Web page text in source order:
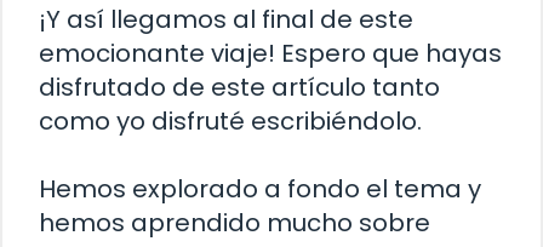
¡Y así llegamos al final de este
emocionante viaje! Espero que hayas
disfrutado de este artículo tanto
como yo disfruté escribiéndolo.
Hemos explorado a fondo el tema y
hemos aprendido mucho sobre